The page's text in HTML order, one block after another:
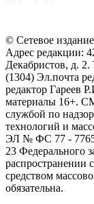
© Сетевое
Адрес редакции:
Декабристов, д.
(1304) Эл.почта
редактор Гареев
материалы 16+.
службой по
технологий и
ЭЛ № ФС 77 -
23 Федерального
распространении
средством
обязательна.